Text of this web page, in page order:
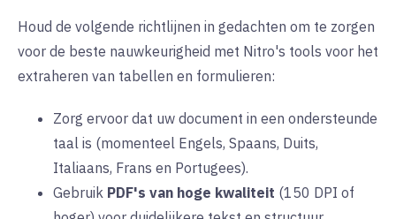
Houd de volgende richtlijnen in gedachten om te zorgen
voor de beste nauwkeurigheid met Nitro's tools voor het
extraheren van tabellen en formulieren:
Zorg ervoor dat uw document in een ondersteunde
taal is (momenteel Engels, Spaans, Duits,
Italiaans, Frans en Portugees).
Gebruik PDF's van hoge kwaliteit (150 DPI of